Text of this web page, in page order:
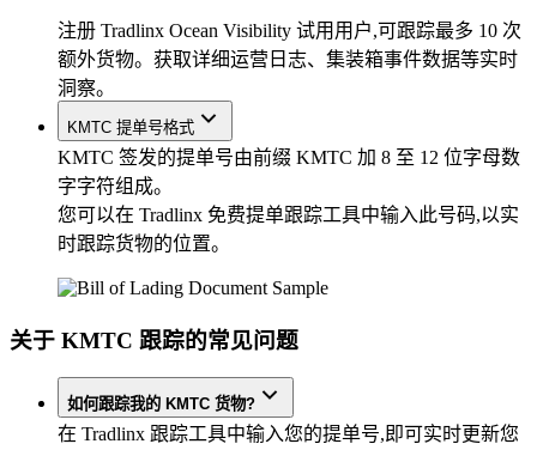
注册 Tradlinx Ocean Visibility 试用用户,可跟踪最多 10 次
额外货物。获取详细运营日志、集装箱事件数据等实时
洞察。
KMTC 提单号格式
KMTC 签发的提单号由前缀 KMTC 加 8 至 12 位字母数
字字符组成。
您可以在 Tradlinx 免费提单跟踪工具中输入此号码,以实
时跟踪货物的位置。
关于 KMTC 跟踪的常见问题
如何跟踪我的 KMTC 货物?
在 Tradlinx 跟踪工具中输入您的提单号,即可实时更新您